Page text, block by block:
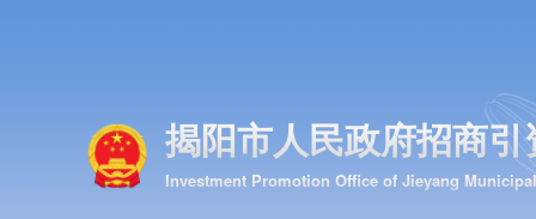
揭阳市人民政府招商
Investment Promotion Office of Jieyang